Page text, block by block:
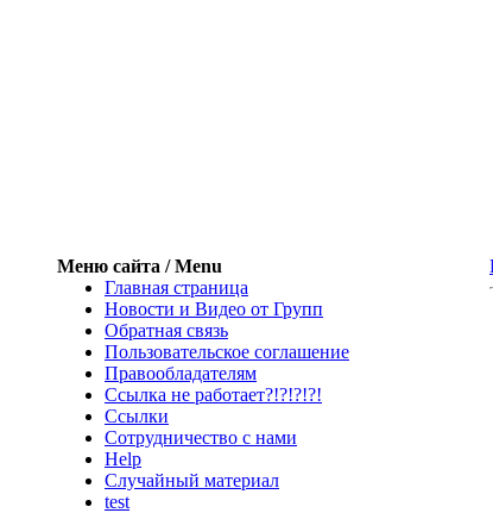
Меню сайта / Menu
Главная страница
Новости и Видео от Групп
Обратная связь
Пользовательское соглашение
Правообладателям
Ссылка не работает?!?!?!?!
Ссылки
Сотрудничество с нами
Help
Cлучайный материал
test